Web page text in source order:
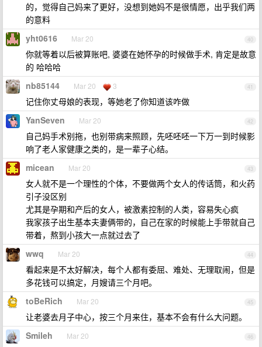
的，觉得自己妈来了更好，没想到她妈不是很情愿，出乎我们两
的意料
40
yht0616 Mar 20
你就等着以后被算账吧, 婆婆在她怀孕的时候做手术, 肯定是故意
的 哈哈哈
41
nb85144 Mar 20 3
记住你丈母娘的表现，等她老了你知道该咋做
42
YanSeven Mar 20
自己妈手术别拖，也别带病来照顾，先呸呸呸一下万一到时候影
响了老人家健康之类的，是一辈子心结。
43
micean Mar 20
女人就不是一个理性的个体，不要做两个女人的传话筒，和火药
引子没区别
尤其是孕期和产后的女人，被激素控制的人类，容易失心疯
我家孩子出生基本夫妻俩带的，自己在家的时候能上手带就自己
带着，熬到小孩大一点就过去了
44
wwq Mar 20
看起来是不太好解决，每个人都有委屈、难处、无理取闹，但是
多花钱可以搞定，月嫂请三个月吧。
45
toBeRich Mar 20
让老婆去月子中心，按三个月来住，基本不会有什么大问题。
46
Smileh Mar 20